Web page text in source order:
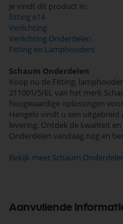
Je vindt dit product in;
fitting e14
Verlichting
Verlichting Onderdelen
Fitting en Lamphouders
Schaum Onderdelen
Koop nu de Fitting,
211001/5/EL van het merk
hoogwaardige oplossingen
Hengelo vindt u een uitgebreid
levering. Ontdek de kwaliteit
Onderdelen vandaag nog en
Bekijk meer Schaum
Aanvullende